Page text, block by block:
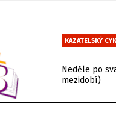
KAZATELSKÝ
Neděle po
mezidobí)